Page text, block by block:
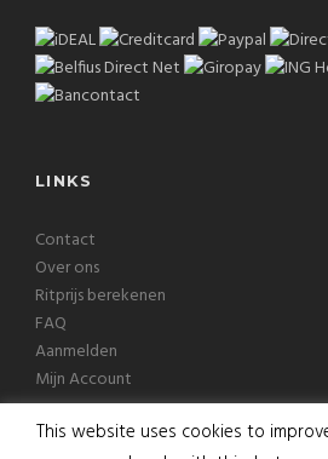
LINKS
Contact
Over ons
Ritprijs berekenen
FAQ
Aanmelden
Mijn Account
This website uses cookies to